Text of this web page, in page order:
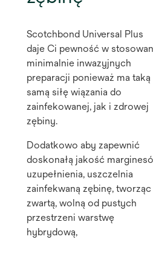
Scotchbond Universal Plus
daje Ci pewność w
minimalnie inwazyjnych
preparacji ponieważ ma taką
samą siłę wiązania do
zainfekowanej, jak i zdrowej
zębiny.
Dodatkowo aby zapewnić
doskonałą jakość
uzupełnienia, uszczelnia
zainfekwaną zębinę, tworząc
zwartą, wolną od pustych
przestrzeni warstwę
hybrydową,